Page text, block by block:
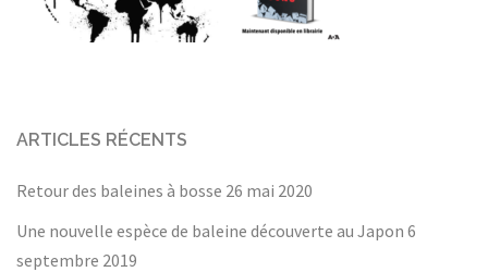
ARTICLES RÉCENTS
Retour des baleines à bosse 26 mai 2020
Une nouvelle espèce de baleine découverte au Japon 6
septembre 2019